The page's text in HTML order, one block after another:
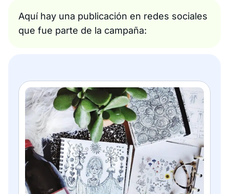
Aquí hay una publicación en redes sociales
que fue parte de la campaña: